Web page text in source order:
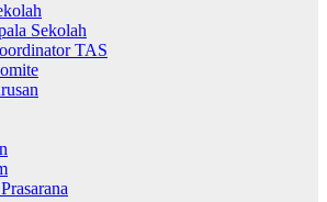
Sekolah
TAS